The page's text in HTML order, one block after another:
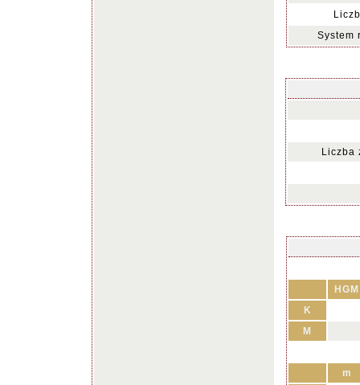
System
Liczba
HGM
K
M
m